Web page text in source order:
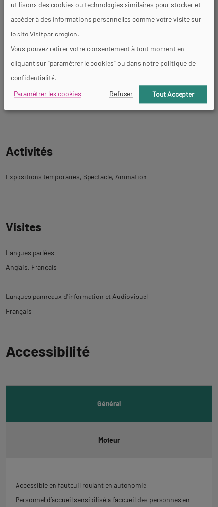
Tarifs
Tarifs non communiqués. Tarifs variables selon la programmation.
Services
Activités
Expositions temporaires Spectacle Animation
Visites
Langues parlées
Anglais Français
Langues panneaux d'information et Audiovisuel
Français
à
Accessibilité
Général
Moteur
Accessible en fauteuil roulant en autonomie
Personnel d’accueil sensibilisé à l’accueil des personnes en
utilisons des cookies ou technologies similaires pour stocker et
accéder à des informations personnelles comme votre visite sur
le site Visitparisregion.
Vous pouvez retirer votre consentement à tout moment en
cliquant sur "paramétrer le cookies" ou dans notre politique de
confidentialité.
Paramétrer les cookies
Refuser Tout Accepter